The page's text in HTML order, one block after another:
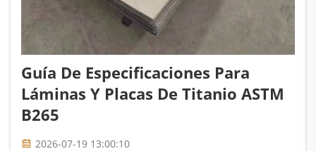
Guía De Especificaciones Para
Láminas Y Placas De Titanio ASTM
B265
2026-07-19 13:00:10